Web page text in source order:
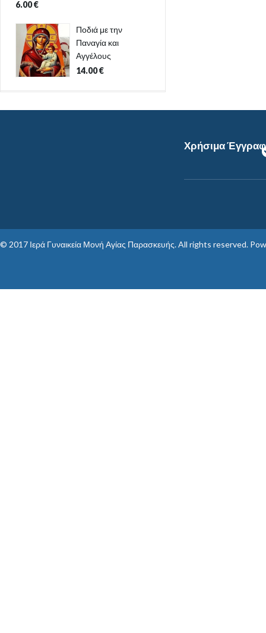
6.00€
Ποδιά με την
Παναγία και
Αγγέλους
14.00€
Χρήσιμα
© 2017 Ιερά Γυναικεία Μονή Αγίας Παρασκευής. All rights reserved.